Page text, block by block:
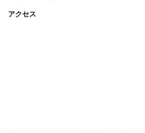
アクセス